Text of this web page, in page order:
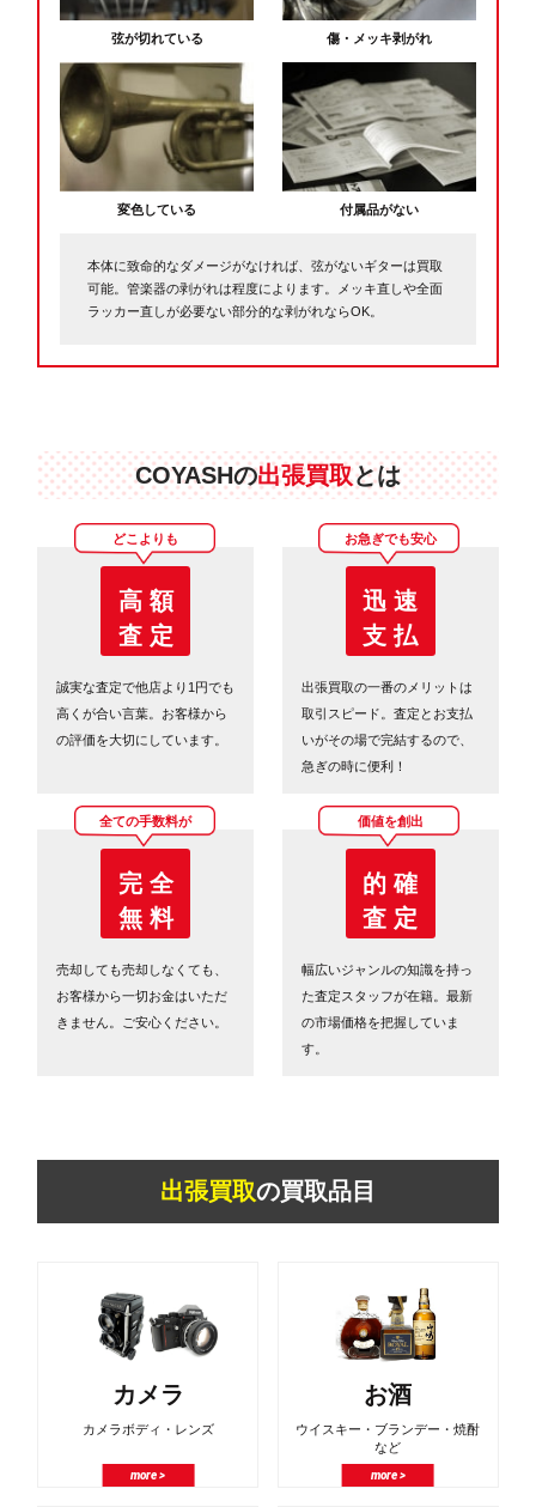
弦が切れている 傷・メッキ剥がれ
変色している 付属品がない
本体に致命的なダメージがなければ、弦がないギターは買取
可能。管楽器の剥がれは程度によります。メッキ直しや全面
ラッカー直しが必要ない部分的な剥がれならOK。
COYASHの出張買取とは
どこよりも
高 額
査 定
誠実な査定で他店より1円でも
高くが合い言葉。お客様から
の評価を大切にしています。
お急ぎでも安心
迅 速
支 払
出張買取の一番のメリットは
取引スピード。査定とお支払
いがその場で完結するので、
急ぎの時に便利！
全ての手数料が
完 全
無 料
売却しても売却しなくても、
お客様から一切お金はいただ
きません。ご安心ください。
価値を創出
的 確
査 定
幅広いジャンルの知識を持っ
た査定スタッフが在籍。最新
の市場価格を把握していま
す。
出張買取の買取品目
カメラ
カメラボディ・レンズ
more >
お酒
ウイスキー・ブランデー・焼酎
など
more >